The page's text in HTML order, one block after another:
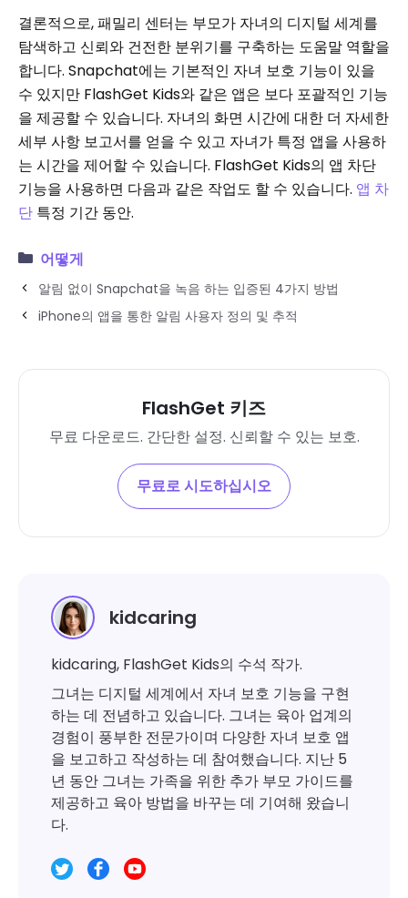
결론적으로, 패밀리 센터는 부모가 자녀의 디지털 세계를
탐색하고 신뢰와 건전한 분위기를 구축하는 도움말 역할을
합니다. Snapchat에는 기본적인 자녀 보호 기능이 있을
수 있지만 FlashGet Kids와 같은 앱은 보다 포괄적인 기능
을 제공할 수 있습니다. 자녀의 화면 시간에 대한 더 자세한
세부 사항 보고서를 얻을 수 있고 자녀가 특정 앱을 사용하
는 시간을 제어할 수 있습니다. FlashGet Kids의 앱 차단
기능을 사용하면 다음과 같은 작업도 할 수 있습니다. 앱 차
단 특정 기간 동안.
어떻게
알림 없이 Snapchat을 녹음 하는 입증된 4가지 방법
iPhone의 앱을 통한 알림 사용자 정의 및 추적
FlashGet 키즈
무료 다운로드. 간단한 설정. 신뢰할 수 있는 보호.
무료로 시도하십시오
kidcaring
kidcaring, FlashGet Kids의 수석 작가.
그녀는 디지털 세계에서 자녀 보호 기능을 구현
하는 데 전념하고 있습니다. 그녀는 육아 업계의
경험이 풍부한 전문가이며 다양한 자녀 보호 앱
을 보고하고 작성하는 데 참여했습니다. 지난 5
년 동안 그녀는 가족을 위한 추가 부모 가이드를
제공하고 육아 방법을 바꾸는 데 기여해 왔습니
다.